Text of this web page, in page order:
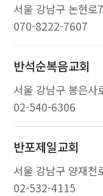
서울 강남구 논현
070-8222-7607
반석순복음교회
서울 강남구 봉은사
02-540-6306
반포제일교회
서울 강남구 양재
02-532-4115